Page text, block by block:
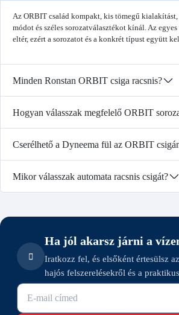
Az ORBIT család kompakt, kis tömegű
módot és széles sorozatválasztékot kínál. Az
eltér, ezért a sorozatot és a konkrét típust együtt
Minden Ronstan ORBIT csiga racsnis?
Hogyan válasszak megfelelő ORBIT
Cserélhető a Dyneema fül az ORBIT
Mikor válasszak automata racsnis csigát?
Ha jól akarsz járni a
Iratkozz fel, és elsőként értesülsz
hajós felszerelésekről és a
E-mail cím